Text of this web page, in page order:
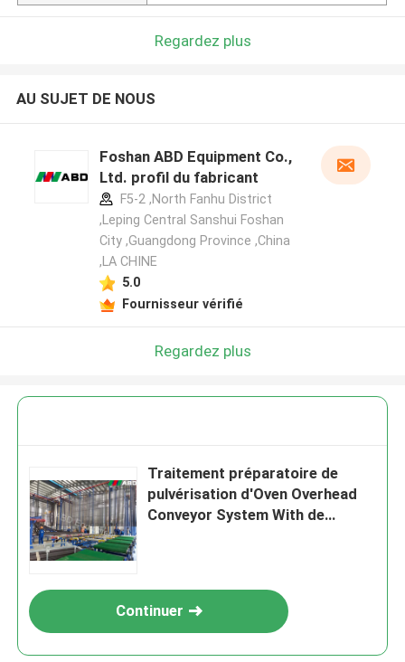
Regardez plus
AU SUJET DE NOUS
Foshan ABD Equipment Co.,
Ltd. profil du fabricant
F5-2 ,North Fanhu District
,Leping Central Sanshui Foshan
City ,Guangdong Province ,China
,LA CHINE
5.0
Fournisseur vérifié
Regardez plus
Traitement préparatoire de
pulvérisation d'Oven Overhead
Conveyor System With de
Continuer